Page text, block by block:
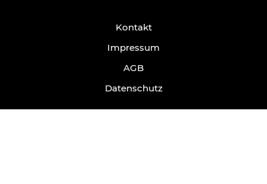
Kontakt
Impressum
AGB
Datenschutz